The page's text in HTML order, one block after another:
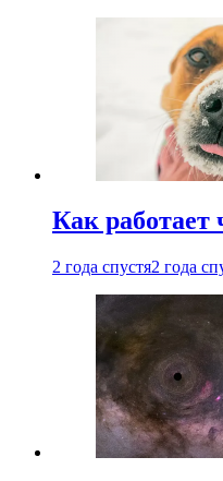
Как работает
2 года спустя2 года